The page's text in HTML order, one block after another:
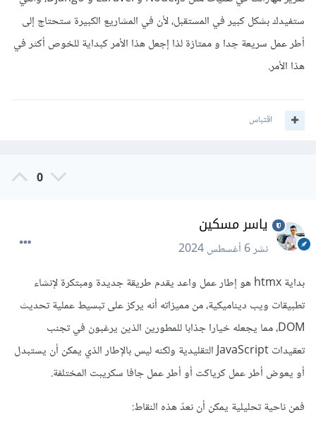
ستفيدك بشكل كبير في المستقبل، لأن في المشاريع الكبيرة ستحتاج إلى
أطر عمل سريعة جدا و ممتازة لذا إجعل هذا الأمر كبداية للخوص أكثر في
هذا الأمر.
اقتباس
0
ياسر مسكين
نشر6 أغسطس 2024
بداية htmx هو إطار عمل واعد يقدم طريقة جديدة ومبتكرة لإنشاء
تطبيقات ويب ديناميكية، من مميزاته أنه يركز على تبسيط عملية تحديث
DOM، مما يجعله خيارا جذابا للمطورين الذين يرغبون في تجنب
تعقيدات JavaScript التقليدية ولكنه ليس بالإطار الذي يمكن أن يستبدل
أو يعوض أطر عمل كرياكت أو أطر عمل جافا سكريبت المختلفة.
فمن ناحية تحليلية يمكن أن نعدّ هذه النقاط: